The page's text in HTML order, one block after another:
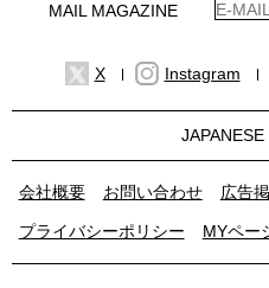
MAIL MAGAZINE
X Instagram
JAPANESE
会社概要 お問い合わせ 広告
プライバシーポリシー MYペー